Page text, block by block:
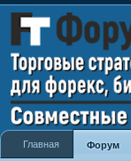
Главная Форум